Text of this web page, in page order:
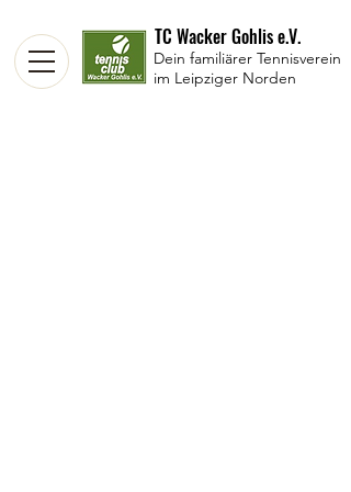
TC Wacker Gohlis e.V.
Dein familiärer Tennisverein
im Leipziger Norden